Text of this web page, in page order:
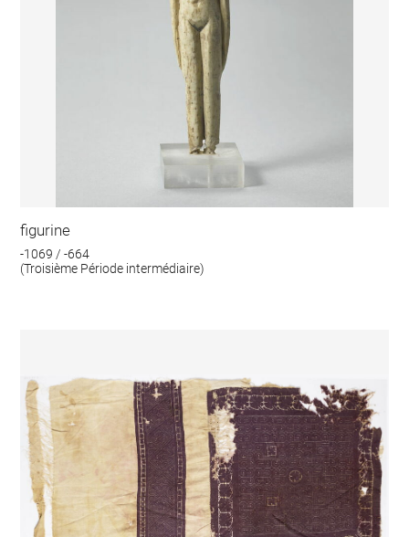
figurine
-1069 / -664
(Troisième Période intermédiaire)